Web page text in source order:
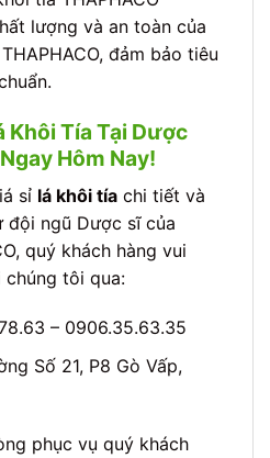
lượng và an toàn của
đảm bảo tiêu
Khôi Tía Tại Dược
Hôm Nay!
sỉ lá khôi tía chi tiết và
đội ngũ Dược sĩ của
quý khách hàng vui
chúng tôi qua:
– 0906.35.63.35
Số 21, P8 Gò Vấp,
phục vụ quý khách